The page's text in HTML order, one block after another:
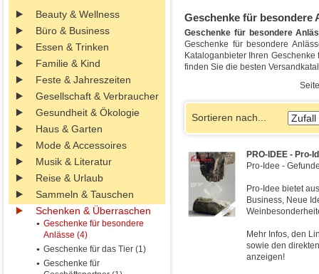
Beauty & Wellness
Büro & Business
Essen & Trinken
Familie & Kind
Feste & Jahreszeiten
Gesellschaft & Verbraucher
Gesundheit & Ökologie
Haus & Garten
Mode & Accessoires
Musik & Literatur
Reise & Urlaub
Sammeln & Tauschen
Schenken & Überraschen
Geschenke für besondere
Anlässe (4)
Geschenke für das Tier (1)
Geschenke für
Geschenke für besondere
Geschenke für besondere
Geschenke für besondere
Kataloganbieter Ihren
finden Sie die besten
Sortieren nach...
PRO-IDEE - Pro-
Pro-Idee -
Pro-Idee bietet
Business, Neue
Mehr Infos, den
sowie den
anzeigen!